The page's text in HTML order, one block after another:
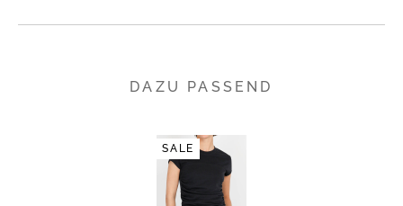
DAZU PASSEND
SALE